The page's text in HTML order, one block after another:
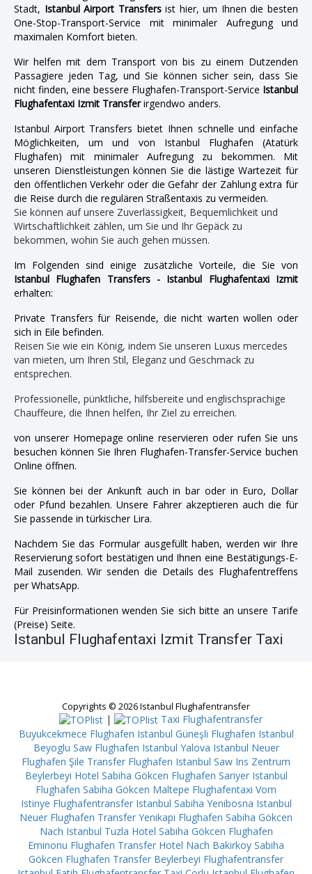
Stadt, Istanbul Airport Transfersist hier, um Ihnen die besten
One-Stop-Transport-Service mit minimaler Aufregung und
maximalen Komfort bieten.
Wir helfen mit dem Transport von bis zu einem Dutzenden
Passagiere jeden Tag, und Sie können sicher sein, dass Sie
nicht finden, eine bessere Flughafen-Transport-Service Istanbul
Flughafentaxi Izmit Transferirgendwo anders.
Istanbul Airport Transfers bietet Ihnen schnelle und einfache
Möglichkeiten, um und von Istanbul Flughafen (Atatürk
Flughafen) mit minimaler Aufregung zu bekommen. Mit
unseren Dienstleistungen können Sie die lästige Wartezeit für
den öffentlichen Verkehr oder die Gefahr der Zahlung extra für
die Reise durch die regulären Straßentaxis zu vermeiden.
Sie können auf unsere Zuverlässigkeit, Bequemlichkeit und
Wirtschaftlichkeit zählen, um Sie und Ihr Gepäck zu
bekommen, wohin Sie auch gehen müssen.
Im Folgenden sind einige zusätzliche Vorteile, die Sie von
Istanbul Flughafen Transfers - Istanbul Flughafentaxi Izmit
erhalten:
Private Transfers für Reisende, die nicht warten wollen oder
sich in Eile befinden.
Reisen Sie wie ein König, indem Sie unseren Luxus mercedes
van mieten, um Ihren Stil, Eleganz und Geschmack zu
entsprechen.
Professionelle, pünktliche, hilfsbereite und englischsprachige
Chauffeure, die Ihnen helfen, Ihr Ziel zu erreichen.
von unserer Homepage online reservieren oder rufen Sie uns
besuchen können Sie Ihren Flughafen-Transfer-Service buchen
Online öffnen.
Sie können bei der Ankunft auch in bar oder in Euro, Dollar
oder Pfund bezahlen. Unsere Fahrer akzeptieren auch die für
Sie passende in türkischer Lira.
Nachdem Sie das Formular ausgefüllt haben, werden wir Ihre
Reservierung sofort bestätigen und Ihnen eine Bestätigungs-E-
Mail zusenden. Wir senden die Details des Flughafentreffens
per WhatsApp.
Für Preisinformationen wenden Sie sich bitte an unsere Tarife
(Preise) Seite.
Istanbul Flughafentaxi Izmit Transfer Taxi
Copyrights © 2026 Istanbul Flughafentransfer
|
Taxi Flughafentransfer
Buyukcekmece Flughafen Istanbul Güneşli Flughafen Istanbul
Beyoglu Saw Flughafen Istanbul Yalova Istanbul Neuer
Flughafen Şile Transfer Flughafen Istanbul Saw Ins Zentrum
Beylerbeyi Hotel Sabiha Gökcen Flughafen Sariyer Istanbul
Flughafen Sabiha Gökcen Maltepe Flughafentaxi Vom
Istinye Flughafentransfer Istanbul Sabiha Yenibosna Istanbul
Neuer Flughafen Transfer Yenikapi Flughafen Sabiha Gökcen
Nach Istanbul Tuzla Hotel Sabiha Gökcen Flughafen
Eminonu Flughafen Transfer Hotel Nach Bakirkoy Sabiha
Gökcen Flughafen Transfer Beylerbeyi Flughafentransfer